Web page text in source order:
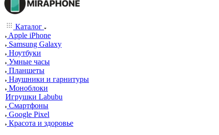
Каталог
Apple iPhone
Samsung Galaxy
Ноутбуки
Умные часы
Планшеты
Наушники и гарнитуры
Моноблоки
Игрушки Labubu
Смартфоны
Google Pixel
Красота и здоровье